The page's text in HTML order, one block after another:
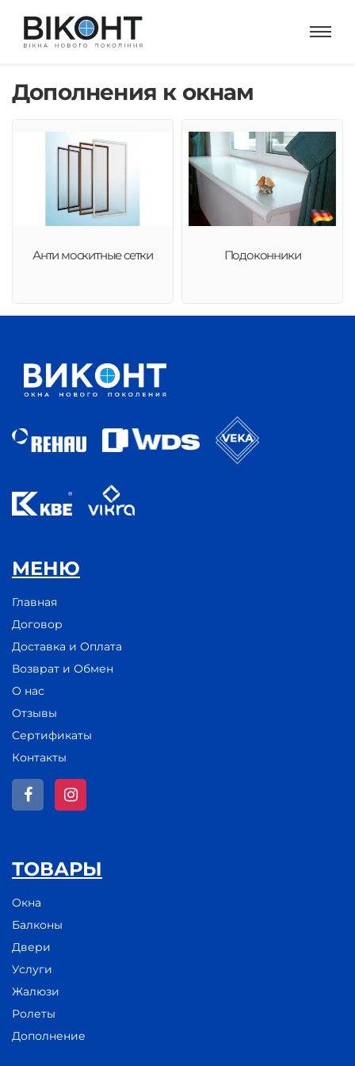
Дополнения к окнам
Анти москитные сетки Подоконники
МЕНЮ
Главная
Договор
Доставка и Оплата
Возврат и Обмен
О нас
Отзывы
Сертификаты
Контакты
ТОВАРЫ
Окна
Балконы
Двери
Услуги
Жалюзи
Ролеты
Дополнение